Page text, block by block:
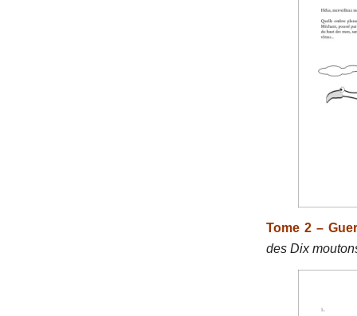
Tome 2 –
des Dix